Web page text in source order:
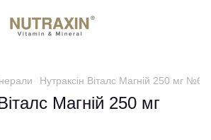
Нутраксін Віталс Магній 250 мг №60
Магній 250 мг